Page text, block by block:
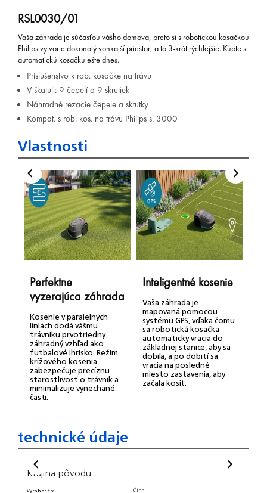
RSL0030/01
Vaša záhrada je súčasťou vášho domova, preto si s robotickou kosačkou
Philips vytvorte dokonalý vonkajší priestor, a to 3-krát rýchlejšie. Kúpte si
automatickú kosačku ešte dnes.
Príslušenstvo k rob. kosačke na trávu
V škatuli: 9 čepelí a 9 skrutiek
Náhradné rezacie čepele a skrutky
Kompat. s rob. kos. na trávu Philips s. 3000
Vlastnosti
Perfektne
vyzerajúca záhrada
Kosenie v paralelných
líniách dodá vášmu
trávniku prvotriedny
záhradný vzhľad ako
futbalové ihrisko. Režim
krížového kosenia
zabezpečuje precíznu
starostlivosť o trávnik a
minimalizuje vynechané
časti.
Inteligentné kosenie
Vaša záhrada je
mapovaná pomocou
systému GPS, vďaka čomu
sa robotická kosačka
automaticky vracia do
základnej stanice, aby sa
dobila, a po dobití sa
vracia na posledné
miesto zastavenia, aby
začala kosiť.
technické údaje
Krajina pôvodu
Vyrobené v Čína